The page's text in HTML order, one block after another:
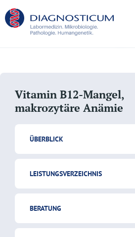
Vitamin B12-Mangel,
makrozytäre Anämie
ÜBERBLICK
LEISTUNGSVERZEICHNIS
BERATUNG